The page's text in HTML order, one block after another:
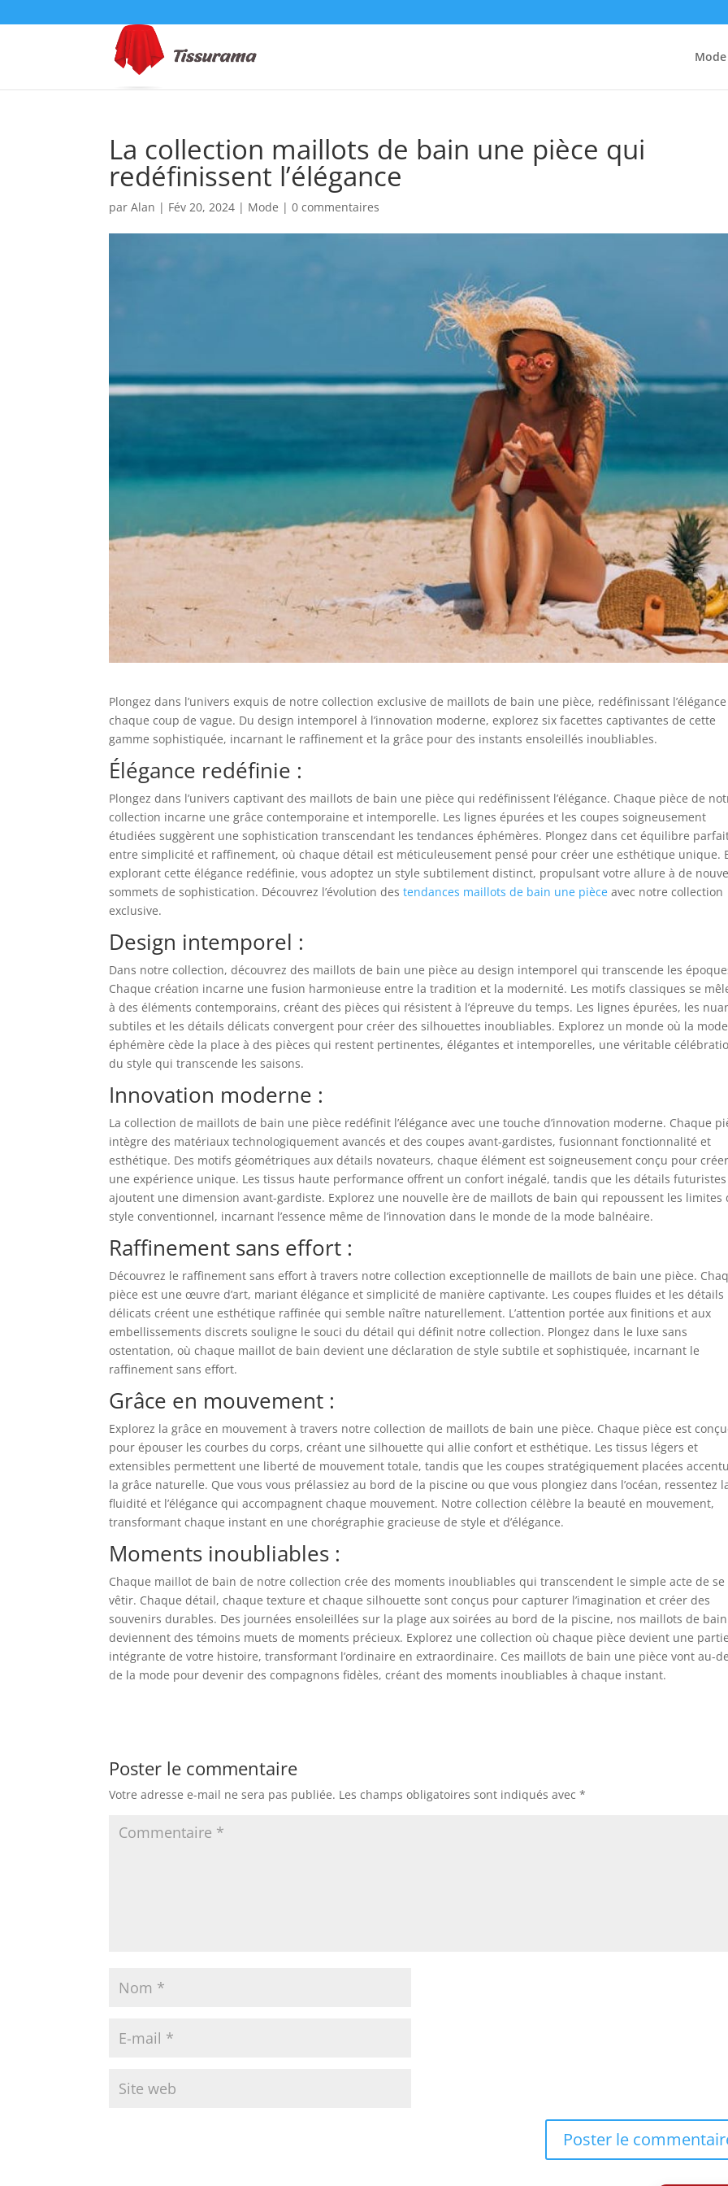
Mode
La collection maillots de bain une pièce qui
redéfinissent l’élégance
parAlan | Fév 20, 2024 | Mode |0 commentaires
Plongez dans l’univers exquis de notre collection exclusive de maillots de bain une pièce, redéfinissant l’élégance
chaque coup de vague. Du design intemporel à l’innovation moderne, explorez six facettes captivantes de cette
gamme sophistiquée, incarnant le raffinement et la grâce pour des instants ensoleillés inoubliables.
Élégance redéfinie :
Plongez dans l’univers captivant des maillots de bain une pièce qui redéfinissent l’élégance. Chaque pièce de
collection incarne une grâce contemporaine et intemporelle. Les lignes épurées et les coupes soigneusement
étudiées suggèrent une sophistication transcendant les tendances éphémères. Plongez dans cet équilibre
entre simplicité et raffinement, où chaque détail est méticuleusement pensé pour créer une esthétique unique.
explorant cette élégance redéfinie, vous adoptez un style subtilement distinct, propulsant votre allure à de
sommets de sophistication. Découvrez l’évolution destendances maillots de bain une pièce avec notre collection
exclusive.
Design intemporel :
Dans notre collection, découvrez des maillots de bain une pièce au design intemporel qui transcende les
Chaque création incarne une fusion harmonieuse entre la tradition et la modernité. Les motifs classiques se
à des éléments contemporains, créant des pièces qui résistent à l’épreuve du temps. Les lignes épurées, les
subtiles et les détails délicats convergent pour créer des silhouettes inoubliables. Explorez un monde où la mode
éphémère cède la place à des pièces qui restent pertinentes, élégantes et intemporelles, une véritable
du style qui transcende les saisons.
Innovation moderne :
La collection de maillots de bain une pièce redéfinit l’élégance avec une touche d’innovation moderne. Chaque
intègre des matériaux technologiquement avancés et des coupes avant-gardistes, fusionnant fonctionnalité et
esthétique. Des motifs géométriques aux détails novateurs, chaque élément est soigneusement conçu pour créer
une expérience unique. Les tissus haute performance offrent un confort inégalé, tandis que les détails futuristes
ajoutent une dimension avant-gardiste. Explorez une nouvelle ère de maillots de bain qui repoussent les limites
style conventionnel, incarnant l’essence même de l’innovation dans le monde de la mode balnéaire.
Raffinement sans effort :
Découvrez le raffinement sans effort à travers notre collection exceptionnelle de maillots de bain une pièce.
pièce est une œuvre d’art, mariant élégance et simplicité de manière captivante. Les coupes fluides et les détails
délicats créent une esthétique raffinée qui semble naître naturellement. L’attention portée aux finitions et aux
embellissements discrets souligne le souci du détail qui définit notre collection. Plongez dans le luxe sans
ostentation, où chaque maillot de bain devient une déclaration de style subtile et sophistiquée, incarnant le
raffinement sans effort.
Grâce en mouvement :
Explorez la grâce en mouvement à travers notre collection de maillots de bain une pièce. Chaque pièce est
pour épouser les courbes du corps, créant une silhouette qui allie confort et esthétique. Les tissus légers et
extensibles permettent une liberté de mouvement totale, tandis que les coupes stratégiquement placées
la grâce naturelle. Que vous vous prélassiez au bord de la piscine ou que vous plongiez dans l’océan, ressentez
fluidité et l’élégance qui accompagnent chaque mouvement. Notre collection célèbre la beauté en mouvement,
transformant chaque instant en une chorégraphie gracieuse de style et d’élégance.
Moments inoubliables :
Chaque maillot de bain de notre collection crée des moments inoubliables qui transcendent le simple acte de se
vêtir. Chaque détail, chaque texture et chaque silhouette sont conçus pour capturer l’imagination et créer des
souvenirs durables. Des journées ensoleillées sur la plage aux soirées au bord de la piscine, nos maillots de bain
deviennent des témoins muets de moments précieux. Explorez une collection où chaque pièce devient une partie
intégrante de votre histoire, transformant l’ordinaire en extraordinaire. Ces maillots de bain une pièce vont au-
de la mode pour devenir des compagnons fidèles, créant des moments inoubliables à chaque instant.
Poster le commentaire
Votre adresse e-mail ne sera pas publiée. Les champs obligatoires sont indiqués avec*